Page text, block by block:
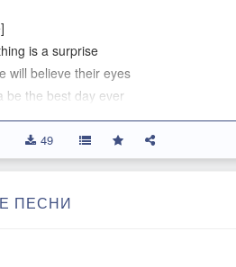
is a surprise
will believe their eyes
be the best day ever
it now more than ever
scared don't talk to me
49
ПЕСНИ